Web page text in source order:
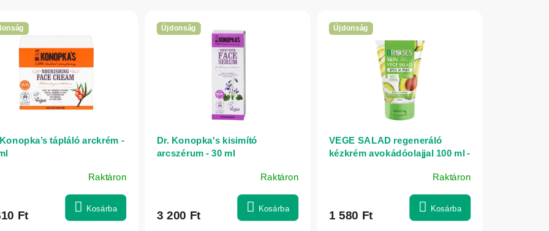
tápláló arckrém -
Raktáron
Ft Kosárba
Újdonság
Dr. Konopka's kisimító
arcszérum - 30 ml
Raktáron
3 200 Ft Kosárba
Újdonság
VEGE SALAD regeneráló
kézkrém avokádóolajjal 100 ml -
Raktáron
1 580 Ft Kosárba